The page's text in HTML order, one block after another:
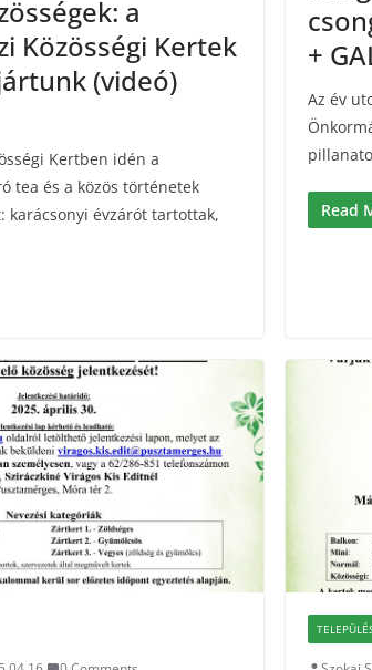
a
Közösségi Kertek
(videó)
Kertben idén a
tea és a közös történetek
karácsonyi évzárót tartottak,
+
Az év
Read